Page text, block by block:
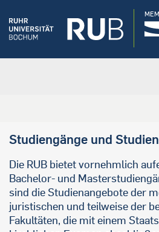
Studiengänge und
Die RUB bietet vornehmlich
Bachelor- und
sind die Studienangebote der
juristischen und teilweise der
Fakultäten, die mit einem